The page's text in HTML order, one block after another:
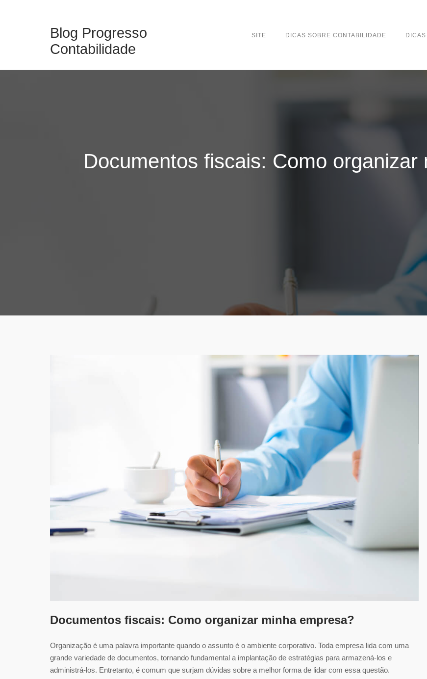
Blog Progresso
Contabilidade
SITE DICAS SOBRE CONTABILIDADE
Documentos fiscais: Como organizar
Documentos fiscais: Como organizar minha empresa?
Organização é uma palavra importante quando o assunto é o ambiente corporativo. Toda empresa lida com uma
grande variedade de documentos, tornando fundamental a implantação de estratégias para armazená-los e
administrá-los. Entretanto, é comum que surjam dúvidas sobre a melhor forma de lidar com essa questão.